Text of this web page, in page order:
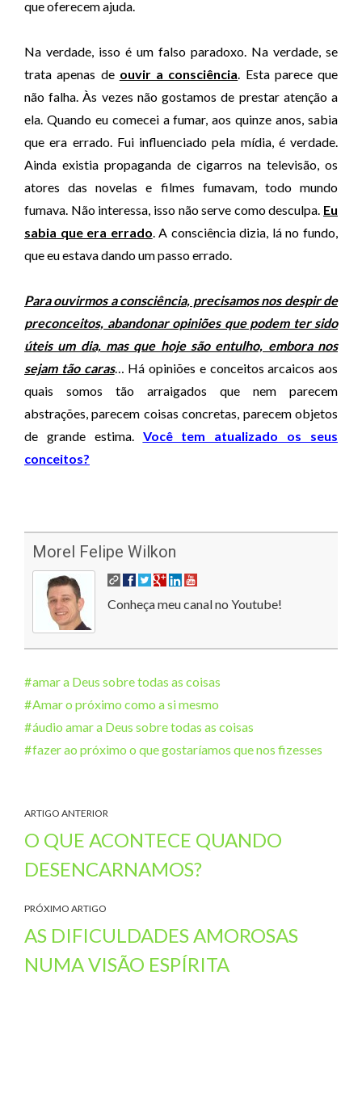
que oferecem ajuda.
Na verdade, isso é um falso paradoxo. Na verdade, se
trata apenas de ouvir a consciência. Esta parece que
não falha. Às vezes não gostamos de prestar atenção a
ela. Quando eu comecei a fumar, aos quinze anos, sabia
que era errado. Fui influenciado pela mídia, é verdade.
Ainda existia propaganda de cigarros na televisão, os
atores das novelas e filmes fumavam, todo mundo
fumava. Não interessa, isso não serve como desculpa. Eu
sabia que era errado. A consciência dizia, lá no fundo,
que eu estava dando um passo errado.
Para ouvirmos a consciência, precisamos nos despir de
preconceitos, abandonar opiniões que podem ter sido
úteis um dia, mas que hoje são entulho, embora nos
sejam tão caras… Há opiniões e conceitos arcaicos aos
quais somos tão arraigados que nem parecem
abstrações, parecem coisas concretas, parecem objetos
de grande estima. Você tem atualizado os seus
conceitos?
Morel Felipe Wilkon
Conheça meu canal no Youtube!
amar a Deus sobre todas as coisas
Amar o próximo como a si mesmo
áudio amar a Deus sobre todas as coisas
fazer ao próximo o que gostaríamos que nos fizesses
ARTIGO ANTERIOR
O QUE ACONTECE QUANDO
DESENCARNAMOS?
PRÓXIMO ARTIGO
AS DIFICULDADES AMOROSAS
NUMA VISÃO ESPÍRITA